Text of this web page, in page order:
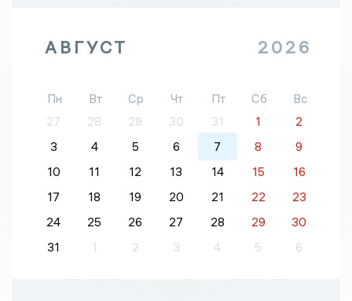
АВГУСТ 2026
Пн Вт Ср Чт Пт Сб
Вс
27
28 29 30 31 1
2
3
4 5 6 7 8
9
10
11 12 13 14 15
16
17
18 19 20 21 22
23
24
25 26 27 28 29
30
31
1 2 3 4 5 6